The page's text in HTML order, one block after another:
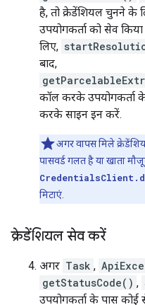
है, तो क्रेडेंशियल चुनने के
उपयोगकर्ता को सेव
लिए,
बाद,
कॉल करके उपयोगकर्ता
करके साइन इन करें.
अगर वापस मिले
पासवर्ड गलत है या खाता
मिटाएं.
क्रेडेंशियल सेव करें
अगर Task ,
getStatusCode() ,
उपयोगकर्ता के पास कोई